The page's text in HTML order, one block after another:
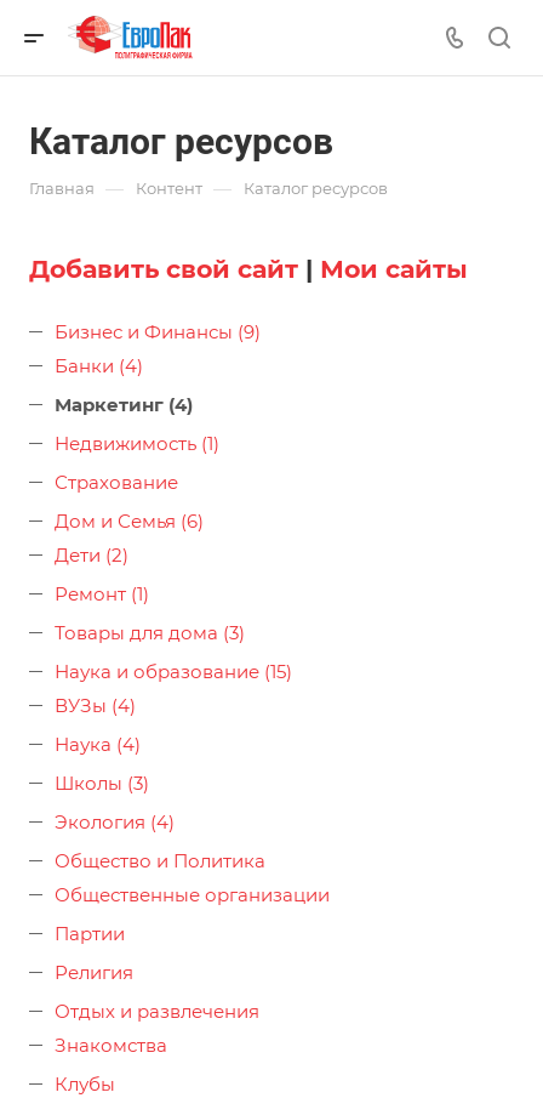
Каталог ресурсов
Главная — Контент — Каталог ресурсов
Добавить свой сайт | Мои сайты
Бизнес и Финансы (9)
Банки (4)
Маркетинг (4)
Недвижимость (1)
Страхование
Дом и Семья (6)
Дети (2)
Ремонт (1)
Товары для дома (3)
Наука и образование (15)
ВУЗы (4)
Наука (4)
Школы (3)
Экология (4)
Общество и Политика
Общественные организации
Партии
Религия
Отдых и развлечения
Знакомства
Клубы